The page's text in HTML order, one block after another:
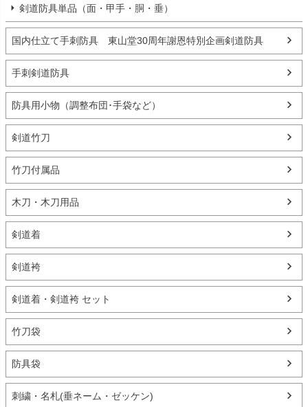
剣道防具単品（面・甲手・胴・垂）
国内仕立て手刺防具 東山堂30周年謝恩特別企画剣道防具
手刺剣道防具
防具用小物（調整布団･手袋など）
剣道竹刀
竹刀付属品
木刀・木刀用品
剣道着
剣道袴
剣道着・剣道袴 セット
竹刀袋
防具袋
刺繍・名札(垂ネーム・ゼッケン)